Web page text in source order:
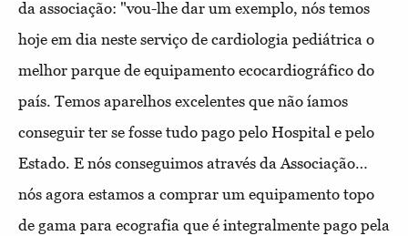
da associação: "vou-lhe dar um exemplo, nós temos
hoje em dia neste serviço de cardiologia pediátrica o
melhor parque de equipamento ecocardiográfico do
país. Temos aparelhos excelentes que não íamos
conseguir ter se fosse tudo pago pelo Hospital e pelo
Estado. E nós conseguimos através da Associação…
nós agora estamos a comprar um equipamento topo
de gama para ecografia que é integralmente pago pela